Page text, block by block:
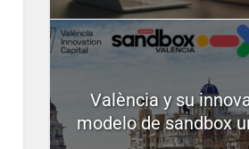
València y su
modelo de sandbox